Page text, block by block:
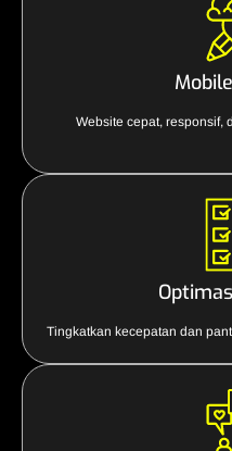
Website cepat, responsif,
Tingkatkan kecepatan dan